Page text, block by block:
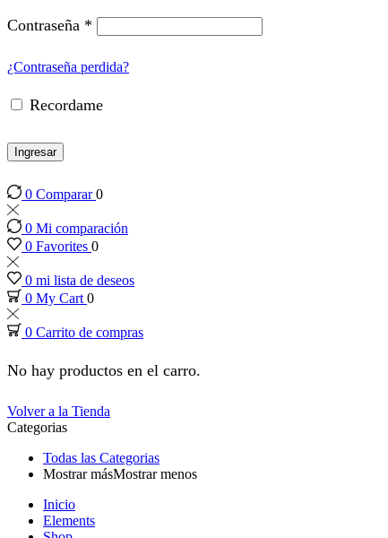
Contraseña *
¿Contraseña perdida?
Recordame
Ingresar
0 Comparar0
0 Mi comparación
0 Favorites 0
0 mi lista de deseos
0 My Cart 0
0 Carrito de compras
No hay productos en el carro.
Volver a la Tienda
Categorias
Todas las Categorias
Mostrar másMostrar menos
Inicio
Elements